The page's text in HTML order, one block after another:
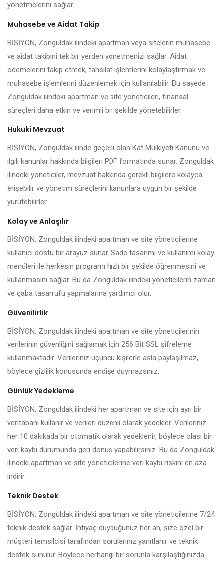
yönetmelerini sağlar.
Muhasebe ve Aidat Takip
BİSİYON, Zonguldak ilindeki apartman veya sitelerin muhasebe
ve aidat takibini tek bir yerden yönetmenizi sağlar. Aidat
ödemelerini takip etmek, tahsilat işlemlerini kolaylaştırmak ve
muhasebe işlemlerini düzenlemek için kullanılabilir. Bu sayede
Zonguldak ilindeki apartman ve site yöneticileri, finansal
süreçleri daha etkin ve verimli bir şekilde yönetebilirler.
Hukuki Mevzuat
BİSİYON, Zonguldak ilinde geçerli olan Kat Mülkiyeti Kanunu ve
ilgili kanunlar hakkında bilgileri PDF formatında sunar. Zonguldak
ilindeki yöneticiler, mevzuat hakkında gerekli bilgilere kolayca
erişebilir ve yönetim süreçlerini kanunlara uygun bir şekilde
yürütebilirler.
Kolay ve Anlaşılır
BİSİYON, Zonguldak ilindeki apartman ve site yöneticilerine
kullanıcı dostu bir arayüz sunar. Sade tasarımı ve kullanımı kolay
menüleri ile herkesin programı hızlı bir şekilde öğrenmesini ve
kullanmasını sağlar. Bu da Zonguldak ilindeki yöneticilerin zaman
ve çaba tasarrufu yapmalarına yardımcı olur.
Güvenilirlik
BİSİYON, Zonguldak ilindeki apartman ve site yöneticilerinin
verilerinin güvenliğini sağlamak için 256 Bit SSL şifreleme
kullanmaktadır. Verileriniz üçüncü kişilerle asla paylaşılmaz,
böylece gizlilik konusunda endişe duymazsınız.
Günlük Yedekleme
BİSİYON, Zonguldak ilindeki her apartman ve site için ayrı bir
veritabanı kullanır ve verileri düzenli olarak yedekler. Verileriniz
her 10 dakikada bir otomatik olarak yedeklenir, böylece olası bir
veri kaybı durumunda geri dönüş yapabilirsiniz. Bu da Zonguldak
ilindeki apartman ve site yöneticilerine veri kaybı riskini en aza
indirir.
Teknik Destek
BİSİYON, Zonguldak ilindeki apartman ve site yöneticilerine 7/24
teknik destek sağlar. İhtiyaç duyduğunuz her an, size özel bir
müşteri temsilcisi tarafından sorularınız yanıtlanır ve teknik
destek sunulur. Böylece herhangi bir sorunla karşılaştığınızda